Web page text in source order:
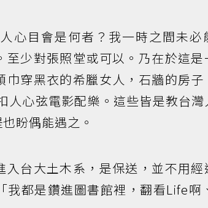
心目會是何者？我一時之間未必
少對張照堂或可以。乃在於這是
穿黑衣的希臘女人，石牆的房子
心弦電影配樂。這些皆是教台灣
盼偶能遇之。
台大土木系，是保送，並不用經
都是鑽進圖書館裡，翻看Life啊